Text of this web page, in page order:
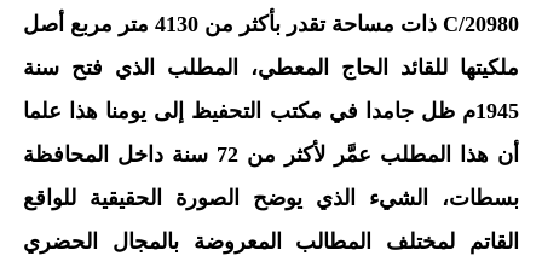
20980/C ذات مساحة تقدر بأكثر من 4130 متر مربع أصل
ملكيتها للقائد الحاج المعطي، المطلب الذي فتح سنة
1945م ظل جامدا في مكتب التحفيظ إلى يومنا هذا علما
أن هذا المطلب عمَّر لأكثر من 72 سنة داخل المحافظة
بسطات، الشيء الذي يوضح الصورة الحقيقية للواقع
القاتم لمختلف المطالب المعروضة بالمجال الحضري